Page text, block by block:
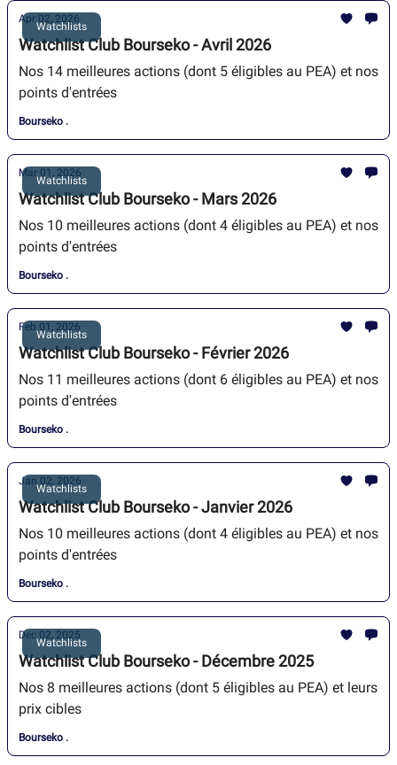
Watchlists
Apr 02, 2026
Watchlist Club Bourseko - Avril 2026
Nos 14 meilleures actions (dont 5 éligibles au PEA) et nos
points d'entrées
Bourseko .
Watchlists
Mar 01, 2026
Watchlist Club Bourseko - Mars 2026
Nos 10 meilleures actions (dont 4 éligibles au PEA) et nos
points d'entrées
Bourseko .
Watchlists
Feb 01, 2026
Watchlist Club Bourseko - Février 2026
Nos 11 meilleures actions (dont 6 éligibles au PEA) et nos
points d'entrées
Bourseko .
Watchlists
Jan 02, 2026
Watchlist Club Bourseko - Janvier 2026
Nos 10 meilleures actions (dont 4 éligibles au PEA) et nos
points d'entrées
Bourseko .
Watchlists
Dec 02, 2025
Watchlist Club Bourseko - Décembre 2025
Nos 8 meilleures actions (dont 5 éligibles au PEA) et leurs
prix cibles
Bourseko .